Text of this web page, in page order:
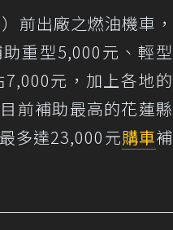
前出廠之燃油機車，
重型5,000元、輕型
元，加上各地的
前補助最高的花蓮縣
多達23,000元購車補